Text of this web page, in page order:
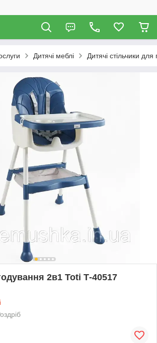
Дитячі меблі Дитячі стільчики
2в1 Toti Т-40517